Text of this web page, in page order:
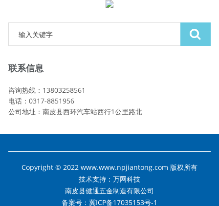
联系信息
咨询热线：13803258561
电话：0317-8851956
公司地址：南皮县西环汽车站西行1公里路北
Copyright © 2022 www.www.npjiantong.com 版权所有
技术支持： 万网科技
南皮县健通五金制造有限公司
备案号：冀ICP备17035153号-1